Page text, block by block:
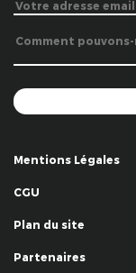
Mentions Légales
CGU
Plan du site
Partenaires